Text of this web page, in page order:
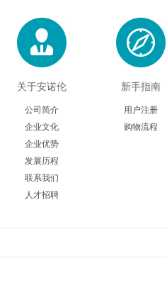
关于安诺伦
公司简介
企业文化
企业优势
发展历程
联系我们
人才招聘
新手指南
用户注册
购物流程